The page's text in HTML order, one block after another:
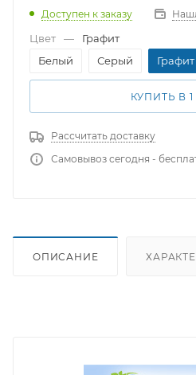
Доступен к заказу
Цвет —
Графит
Белый
Серый Графит
КУПИТЬ В
Рассчитать доставку
Самовывоз сегодня -
ОПИСАНИЕ